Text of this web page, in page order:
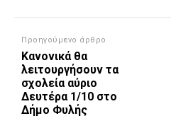
Προηγούμενο άρθρο
Κανονικά θα
λειτουργήσουν τα
σχολεία αύριο
Δευτέρα 1/10 στο
Δήμο Φυλής